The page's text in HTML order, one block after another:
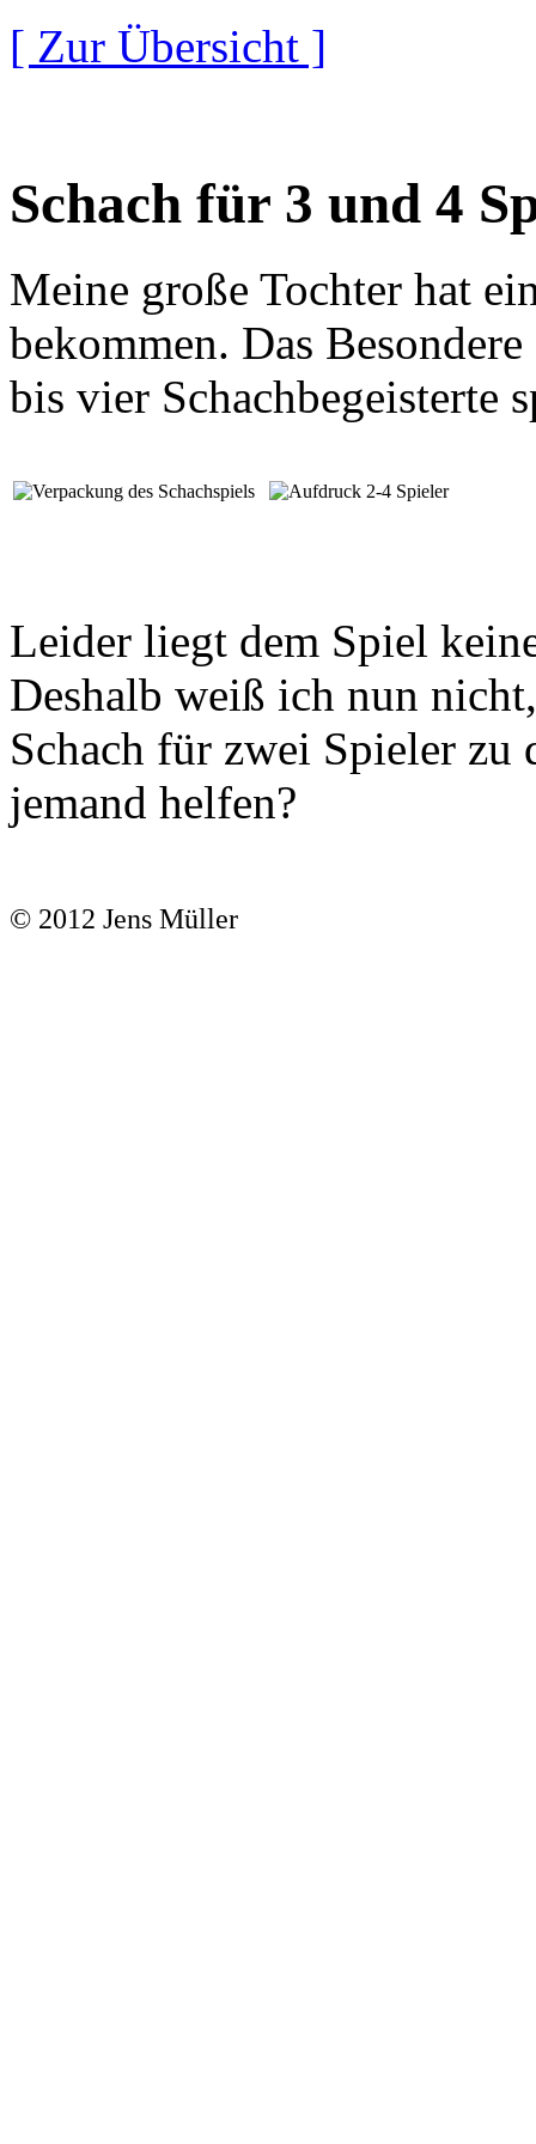
[ Zur Übersicht ]
Schach für 3 und 4
Meine große Tochter hat
bekommen. Das
bis vier Schachbegeisterte
Leider liegt dem Spiel
Deshalb weiß ich nun
Schach für zwei Spieler
jemand helfen?
© 2012 Jens Müller